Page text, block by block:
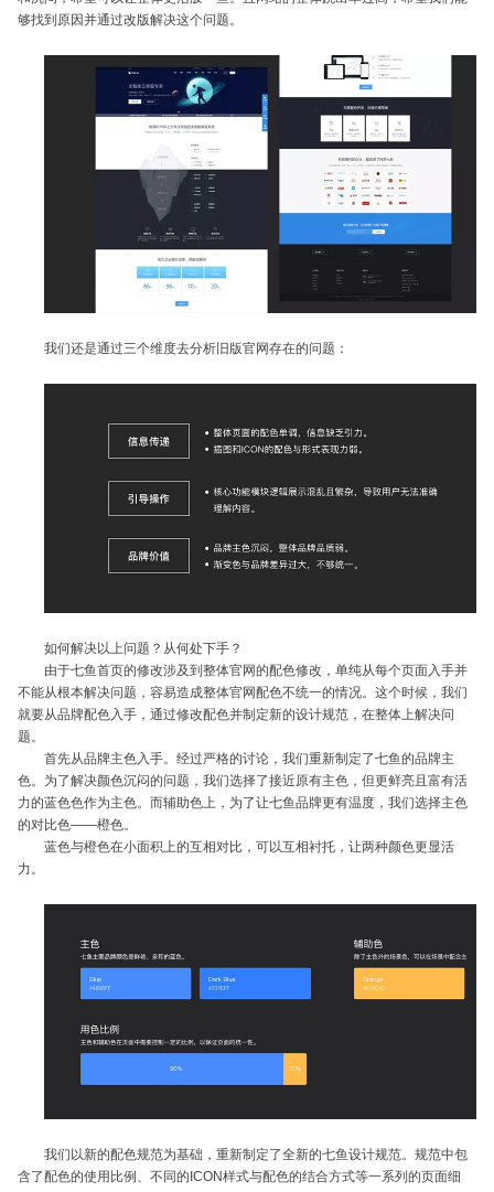
够找到原因并通过改版解决这个问题。
我们还是通过三个维度去分析旧版官网存在的问题：
如何解决以上问题？从何处下手？
由于七鱼首页的修改涉及到整体官网的配色修改，单纯从每个页面入手并
不能从根本解决问题，容易造成整体官网配色不统一的情况。这个时候，我们
就要从品牌配色入手，通过修改配色并制定新的设计规范，在整体上解决问
题。
首先从品牌主色入手。经过严格的讨论，我们重新制定了七鱼的品牌主
色。为了解决颜色沉闷的问题，我们选择了接近原有主色，但更鲜亮且富有活
力的蓝色色作为主色。而辅助色上，为了让七鱼品牌更有温度，我们选择主色
的对比色——橙色。
蓝色与橙色在小面积上的互相对比，可以互相衬托，让两种颜色更显活
力。
我们以新的配色规范为基础，重新制定了全新的七鱼设计规范。规范中包
含了配色的使用比例、不同的ICON样式与配色的结合方式等一系列的页面细